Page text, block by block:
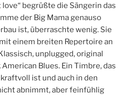
love“ begrüßte die Sängerin das
der Big Mama genauso
ist, überraschte wenig. Sie
einem breiten Repertoire an
unplugged, original
Blues. Ein Timbre, das
ist und auch in den
abnimmt, aber feinfühlig